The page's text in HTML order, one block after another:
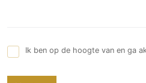
Ik ben op de hoogte van en ga